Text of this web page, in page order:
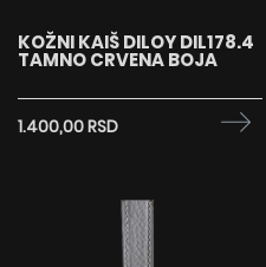
KOŽNI KAIŠ DILOY DIL178.4
TAMNO CRVENA BOJA
1.400,00 RSD